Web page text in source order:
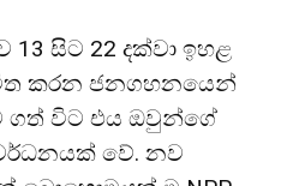
13 සිට 22 දක්වා ඉහළ
කරන ජනගහනයෙන්
ගත් විට එය ඔවුන්ගේ
වේ. නව